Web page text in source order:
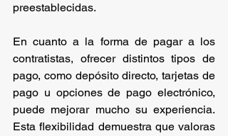
preestablecidas.
En cuanto a la forma de pagar a los
contratistas, ofrecer distintos tipos de
pago, como depósito directo, tarjetas de
pago u opciones de pago electrónico,
puede mejorar mucho su experiencia.
Esta flexibilidad demuestra que valoras